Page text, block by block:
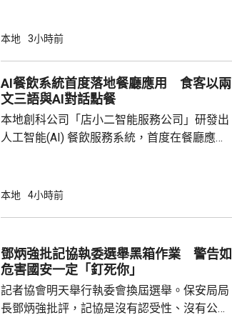
本地 3小時前
AI餐飲系統首度落地餐廳應用 食客以兩
文三語與AI對話點餐
本地創科公司「店小二智能服務公司」研發出
人工智能(AI) 餐飲服務系統，首度在餐廳應
話或英文對話，食客根據AI指示點餐，亦可讓
地旅客體驗後表示，以往點餐前會在網上搜尋
招牌菜式，較為耗時，而AI能因應需求快速推
本地 4小時前
鄧炳強批記協執委選舉黑箱作業 警告如
危害國安一定「釘死你」
記者協會明天舉行執委會換屆選舉。保安局局
長鄧炳強批評，記協是沒有認受性、沒有公信